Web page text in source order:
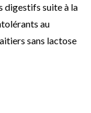
digestifs suite à la
au
sans lactose